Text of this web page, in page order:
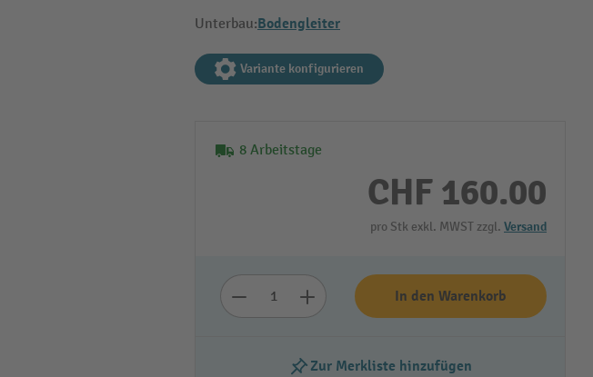
Unterbau:Bodengleiter
Variante konfigurieren
8 Arbeitstage
CHF 160.00
pro Stk exkl. MWST zzgl. Versand
In den Warenkorb
Zur Merkliste hinzufügen